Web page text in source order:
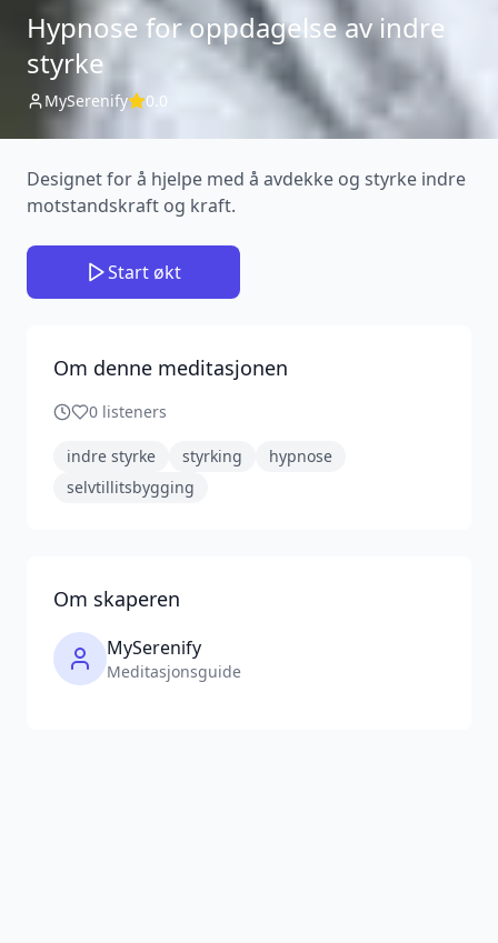
Hypnose for oppdagelse av indre
styrke
MySerenify 0.0
Designet for å hjelpe med å avdekke og styrke indre
motstandskraft og kraft.
Start økt
Om denne meditasjonen
0 listeners
indre styrke styrking
hypnose
selvtillitsbygging
Om skaperen
MySerenify
Meditasjonsguide